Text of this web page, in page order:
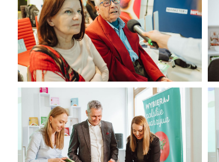
317 KB
CORE TEAM Konferencja luty 2025
(33).jpg
336 KB